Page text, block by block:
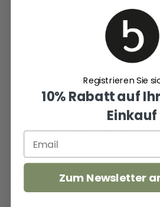
Bewertungen
Andere
Registrieren Sie
10% Rabatt auf
Einkauf
Zum Newsletter